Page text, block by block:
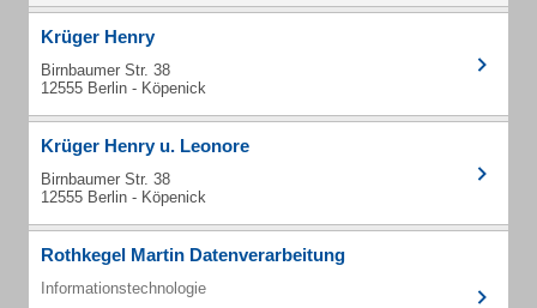
Krüger Henry
Birnbaumer Str. 38
12555 Berlin - Köpenick
Krüger Henry u. Leonore
Birnbaumer Str. 38
12555 Berlin - Köpenick
Rothkegel Martin Datenverarbeitung
Informationstechnologie